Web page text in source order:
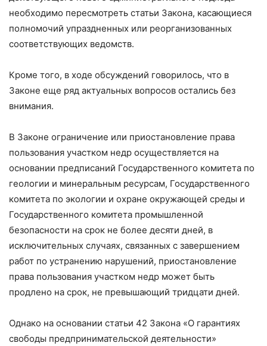
необходимо пересмотреть статьи Закона, касающиеся
полномочий упраздненных или реорганизованных
соответствующих ведомств.
Кроме того, в ходе обсуждений говорилось, что в
Законе еще ряд актуальных вопросов остались без
внимания.
В Законе ограничение или приостановление права
пользования участком недр осуществляется на
основании предписаний Государственного комитета по
геологии и минеральным ресурсам, Государственного
комитета по экологии и охране окружающей среды и
Государственного комитета промышленной
безопасности на срок не более десяти дней, в
исключительных случаях, связанных с завершением
работ по устранению нарушений, приостановление
права пользования участком недр может быть
продлено на срок, не превышающий тридцати дней.
Однако на основании статьи 42 Закона «О гарантиях
свободы предпринимательской деятельности»